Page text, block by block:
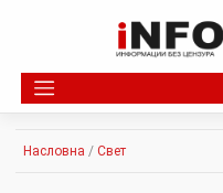
Насловна / Свет